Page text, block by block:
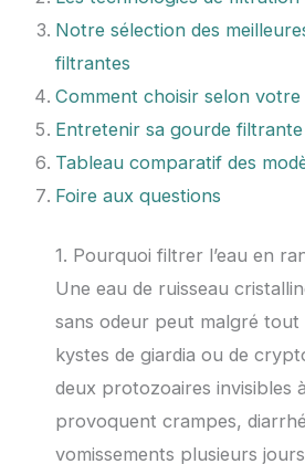
Notre sélection des
filtrantes
Comment choisir selon
Entretenir sa gourde filtrante
Tableau comparatif des
Foire aux questions
1. Pourquoi filtrer l’eau en
Une eau de ruisseau
sans odeur peut malgré tout
kystes de giardia ou de
deux protozoaires invisibles
provoquent crampes,
vomissements plusieurs